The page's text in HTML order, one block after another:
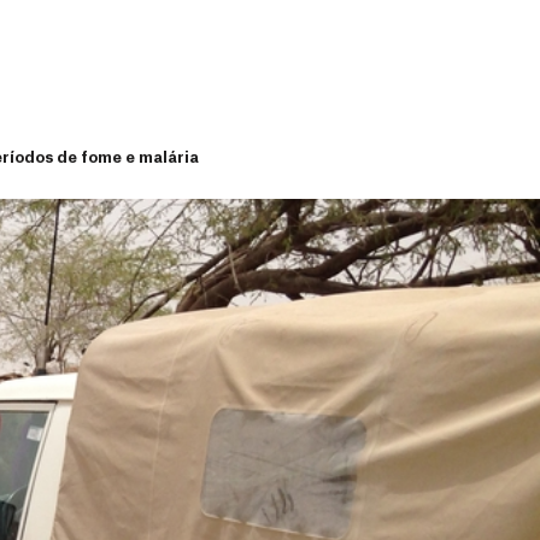
de fome e malária